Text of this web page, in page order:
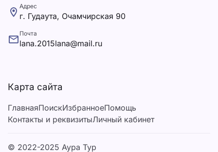
Карта сайта
ГлавнаяПоискИзбранноеПомощь
Контакты и реквизитыЛичный кабинет
Адрес
г. Гудаута, Очамчирская 90
Почта
lana.2015lana@mail.ru
© 2022-2025 Аура Тур